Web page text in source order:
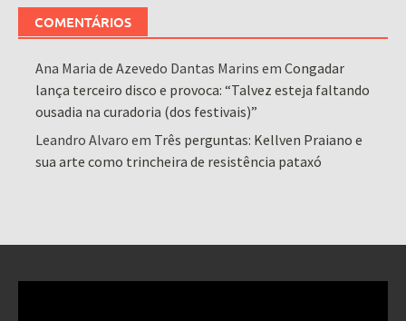
COMENTÁRIOS
Ana Maria de Azevedo Dantas Marins emCongadar
lança terceiro disco e provoca: “Talvez esteja faltando
ousadia na curadoria (dos festivais)”
Leandro Alvaro em Três perguntas: Kellven Praiano e
sua arte como trincheira de resistência pataxó